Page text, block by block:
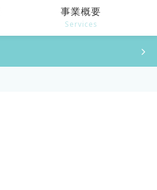
事業概要
Services